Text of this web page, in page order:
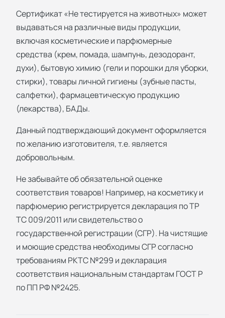
Сертификат «Не тестируется на животных» может
выдаваться на различные виды продукции,
включая косметические и парфюмерные
средства (крем, помада, шампунь, дезодорант,
духи), бытовую химию (гели и порошки для уборки,
стирки), товары личной гигиены (зубные пасты,
салфетки), фармацевтическую продукцию
(лекарства), БАДы.
Данный подтверждающий документ оформляется
по желанию изготовителя, т.е. является
добровольным.
Не забывайте об обязательной оценке
соответствия товаров! Например, на косметику и
парфюмерию регистрируется декларация по ТР
ТС 009/2011 или свидетельство о
государственной регистрации (СГР). На чистящие
и моющие средства необходимы СГР согласно
требованиям РКТС №299 и декларация
соответствия национальным стандартам ГОСТ Р
по ПП РФ №2425.